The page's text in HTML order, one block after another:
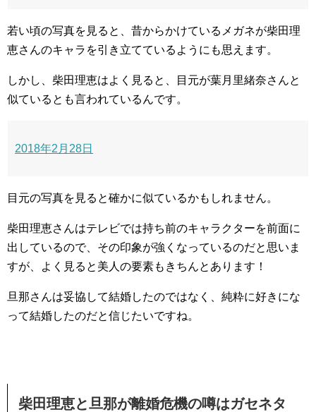
若い頃の写真を見ると、昔からかけているメガネが柴田理
恵さんのキャラを引き立てているようにも思えます。
しかし、柴田理恵はよく見ると、目元が葉月里緒奈さんと
似ているとも言われているんです。
2018年2月28日
目元の写真を見ると確かに似ているかもしれません。
柴田理恵さんはテレビでは持ち前のキャラクターを前面に
出しているので、その印象が強くなっているのだと思いま
すが、よく見ると美人の要素もきちんとあります！
旦那さんは妥協して結婚したのではなく、純粋に好きにな
って結婚したのだと信じたいですね。
柴田理恵と旦那が離婚危機の噂はガセネタ